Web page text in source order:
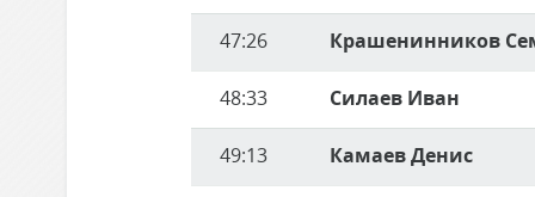
47:26 Крашенинников
48:33 Силаев Иван
49:13 Камаев Денис